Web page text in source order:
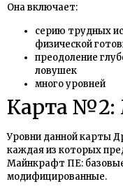
Она включает:
серию трудных
физической
преодоление
ловушек
много уровней
Карта №2:
Уровни данной карты
каждая из которых
Майнкрафт ПЕ:
модифицированные.